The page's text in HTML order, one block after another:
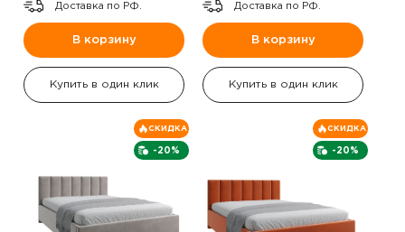
Доставка по РФ.
В корзину
Купить в один клик
Доставка по РФ.
В корзину
Купить в один клик
-20%
СКИДКА
-20%
СКИДКА